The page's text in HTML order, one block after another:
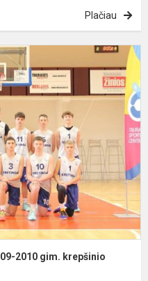
Plačiau
2010 gim. krepšinio